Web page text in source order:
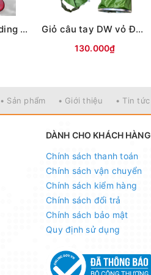
Giỏ câu tay Handing Hoa Anh Đào Đỏ - 45cm x 3m Giỏ câu tay DW vỏ Đen #33-1m7
130.000₫
• Sản phẩm • Giới thiệu • Tin tức
DÀNH CHO KHÁCH HÀNG
Chính sách thanh toán
Chính sách vận chuyển
Chính sách kiểm hàng
Chính sách đổi trả
Chính sách bảo mật
Quy định sử dụng